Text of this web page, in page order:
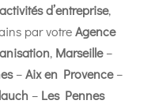
activités d’entreprise,
par votreAgence
, Marseille–
–Aix en Provence–
– Les Pennes